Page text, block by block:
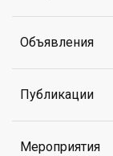
Объявления
Публикации
Мероприятия